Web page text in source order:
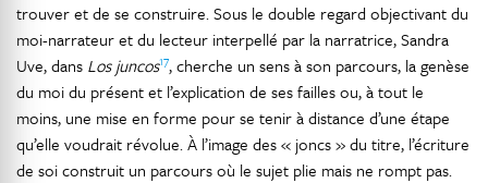
trouver et de se construire. Sous le double regard objectivant du
moi-narrateur et du lecteur interpellé par la narratrice, Sandra
Uve, dans Los juncos17, cherche un sens à son parcours, la genèse
du moi du présent et l’explication de ses failles ou, à tout le
moins, une mise en forme pour se tenir à distance d’une étape
qu’elle voudrait révolue. À l’image des « joncs » du titre, l’écriture
de soi construit un parcours où le sujet plie mais ne rompt pas.